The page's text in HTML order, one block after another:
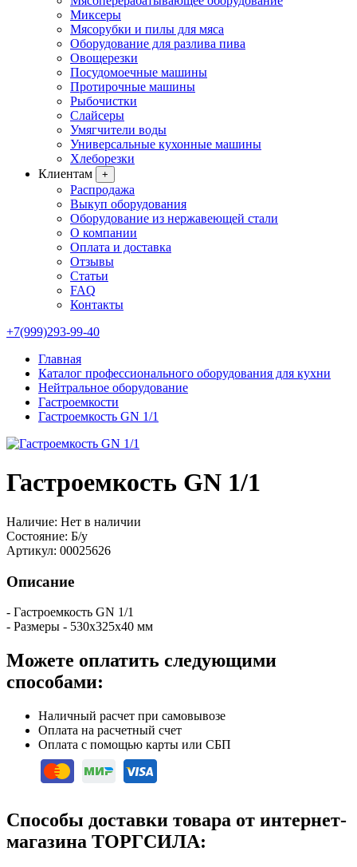
Миксеры
Мясорубки и пилы для мяса
Оборудование для разлива пива
Овощерезки
Посудомоечные машины
Протирочные машины
Рыбочистки
Слайсеры
Умягчители воды
Универсальные кухонные машины
Хлеборезки
Клиентам
+
Распродажа
Выкуп оборудования
Оборудование из нержавеющей стали
О компании
Оплата и доставка
Отзывы
Статьи
FAQ
Контакты
+7(999)293-99-40
Главная
Каталог профессионального оборудования для кухни
Нейтральное оборудование
Гастроемкости
Гастроемкость GN 1/1
Гастроемкость GN 1/1
Наличие: Нет в наличии
Состояние: Б/у
Артикул: 00025626
Описание
- Гастроемкость GN 1/1
- Размеры - 530х325х40 мм
Можете оплатить следующими
способами:
Наличный расчет при самовывозе
Оплата на расчетный счет
Оплата с помощью карты или СБП
Способы доставки товара от интернет-
магазина ТОРГСИЛА: